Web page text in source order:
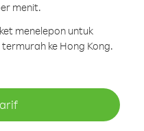
menit.
menelepon untuk
ke Hong Kong.